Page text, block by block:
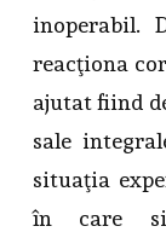
inoperabil.
reacţiona
ajutat fiind
sale
situaţia
în care